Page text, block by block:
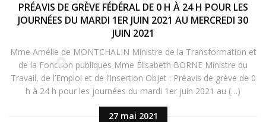
27 mai 2021
PRÉAVIS DE GRÈVE FÉDÉRAL DE 0 H À 24 H POUR LES
JOURNÉES DU MARDI 1ER JUIN 2021 AU MERCREDI 30
JUIN 2021
Mme Amélie de MONTCHALIN Ministre de la Transformation et
de la Fonction publiques Mme Élisabeth BORNE Ministre du
Travail, de l’Emploi et de l’Insertion Objet : Préavis de grève de 0
h à 24 h pour les journées du mardi 1er juin 2021 au (…)